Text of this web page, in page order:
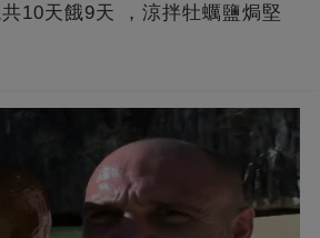
10天餓9天 ，涼拌牡蠣鹽焗堅